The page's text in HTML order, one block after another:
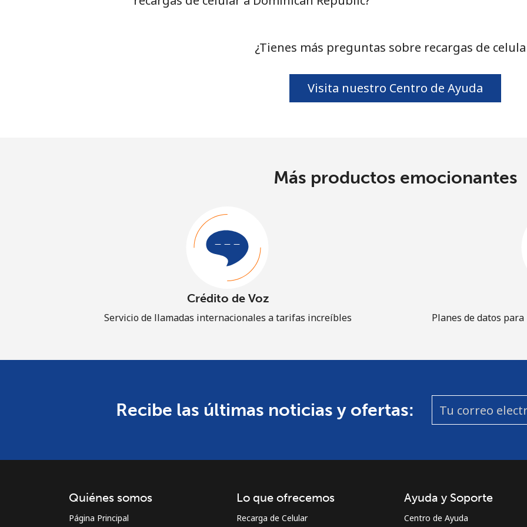
¿Tienes más preguntas sobre recargas de
Visita nuestro Centro de Ayuda
Más productos emocionantes
Crédito de Voz
Servicio de llamadas internacionales a tarifas increíbles Planes de datos
Recibe las últimas noticias y ofertas:
Quiénes somos
Página Principal
Lo que ofrecemos
Recarga de Celular
Ayuda y Soporte
Centro de Ayuda